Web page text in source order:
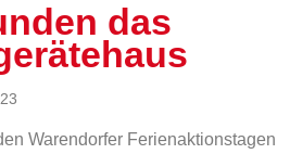
das
Warendorfer Ferienaktionstagen